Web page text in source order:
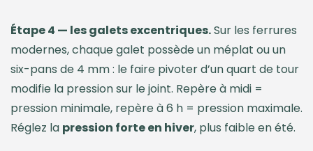
Étape 4 — les galets excentriques.Sur les ferrures
modernes, chaque galet possède un méplat ou un
six-pans de 4 mm : le faire pivoter d’un quart de tour
modifie la pression sur le joint. Repère à midi =
pression minimale, repère à 6 h = pression maximale.
Réglez la pression forte en hiver, plus faible en été.